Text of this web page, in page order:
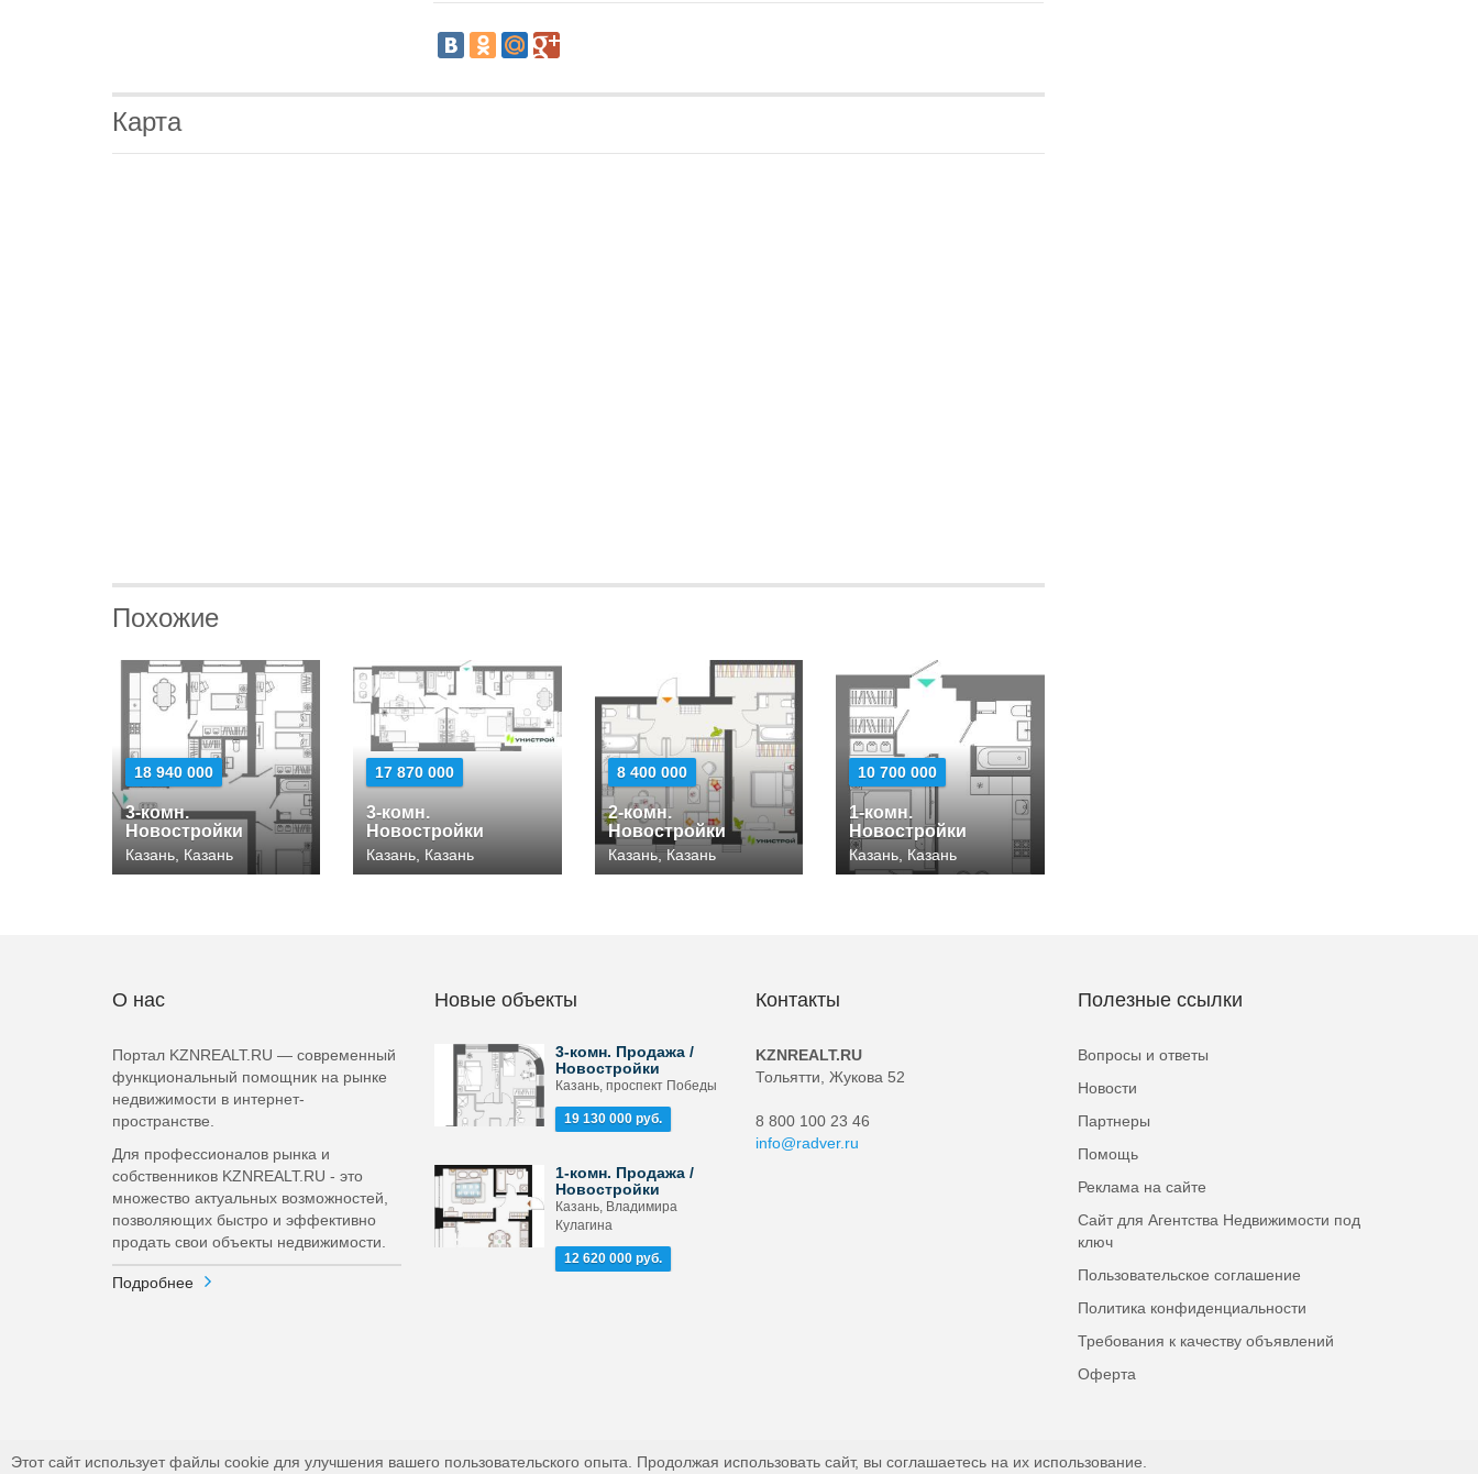
Карта
Похожие
18 940 000
3-комн.
Новостройки
Казань, Казань
17 870 000
3-комн.
Новостройки
Казань, Казань
8 400 000
2-комн.
Новостройки
Казань, Казань
10 700 000
1-комн.
Новостройки
Казань, Казань
О нас
Портал KZNREALT.RU — современный
функциональный помощник на рынке
недвижимости в интернет-
пространстве.
Для профессионалов рынка и
собственников KZNREALT.RU - это
множество актуальных возможностей,
позволяющих быстро и эффективно
продать свои объекты недвижимости.
Подробнее
Новые объекты
3-комн. Продажа /
Новостройки
Казань, проспект Победы
19 130 000 руб.
1-комн. Продажа /
Новостройки
Казань, Владимира
Кулагина
12 620 000 руб.
Контакты
KZNREALT.RU
Тольятти, Жукова 52
8 800 100 23 46
info@radver.ru
Полезные ссылки
Вопросы и ответы
Новости
Партнеры
Помощь
Реклама на сайте
Сайт для Агентства Недвижимости под
ключ
Пользовательское соглашение
Политика конфиденциальности
Требования к качеству объявлений
Оферта
Этот сайт использует файлы cookie для улучшения вашего пользовательского опыта. Продолжая использовать сайт, вы соглашаетесь на их использование.